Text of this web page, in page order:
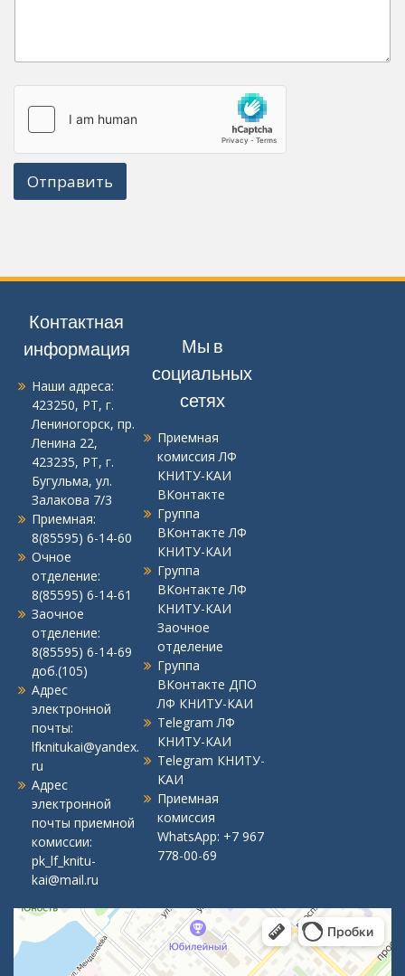
Отправить
Контактная
информация
Наши адреса:
423250, РТ, г.
Лениногорск, пр.
Ленина 22,
423235, РТ, г.
Бугульма, ул.
Залакова 7/3
Приемная:
8(85595) 6-14-60
Очное
отделение:
8(85595) 6-14-61
Заочное
отделение:
8(85595) 6-14-69
доб.(105)
Адрес
электронной
почты:
lfknitukai@yandex.
ru
Адрес
электронной
почты приемной
комиссии:
pk_lf_knitu-
kai@mail.ru
Мы в
социальных
сетях
Приемная
комиссия ЛФ
КНИТУ-КАИ
ВКонтакте
Группа
ВКонтакте ЛФ
КНИТУ-КАИ
Группа
ВКонтакте ЛФ
КНИТУ-КАИ
Заочное
отделение
Группа
ВКонтакте ДПО
ЛФ КНИТУ-КАИ
Telegram ЛФ
КНИТУ-КАИ
Telegram КНИТУ-
КАИ
Приемная
комиссия
WhatsApp: +7 967
778-00-69